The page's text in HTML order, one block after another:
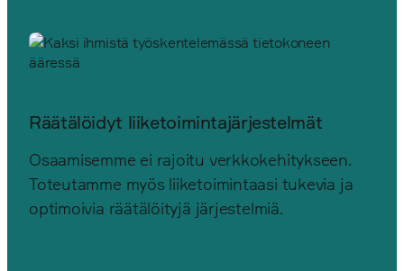
Räätälöidyt liiketoimintajärjestelmät
Osaamisemme ei rajoitu verkkokehitykseen.
Toteutamme myös liiketoimintaasi tukevia ja
optimoivia räätälöityjä järjestelmiä.